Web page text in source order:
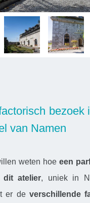
bezoek
van Namen
weten hoeeen
dit atelier, uniek in
er de verschillende